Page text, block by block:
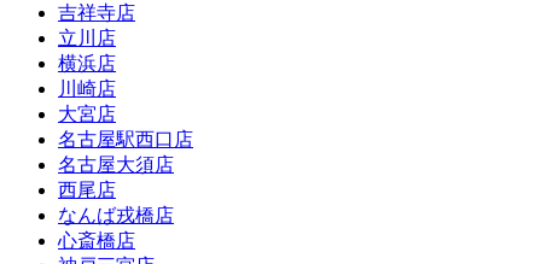
吉祥寺店
立川店
横浜店
川崎店
大宮店
名古屋駅西口店
名古屋大須店
西尾店
なんば戎橋店
心斎橋店